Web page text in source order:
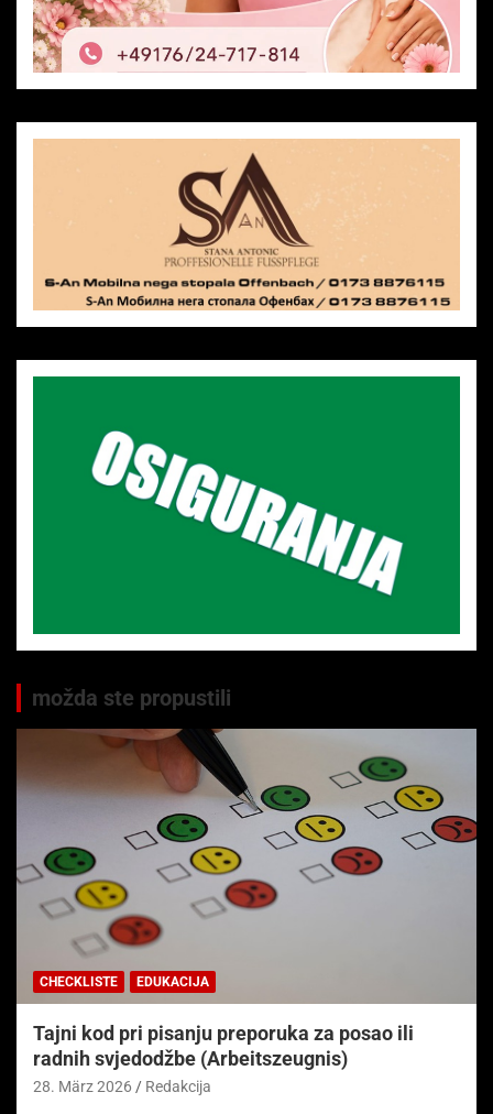
možda ste propustili
CHECKLISTE EDUKACIJA
Tajni kod pri pisanju preporuka za posao ili
radnih svjedodžbe (Arbeitszeugnis)
28. März 2026 Redakcija